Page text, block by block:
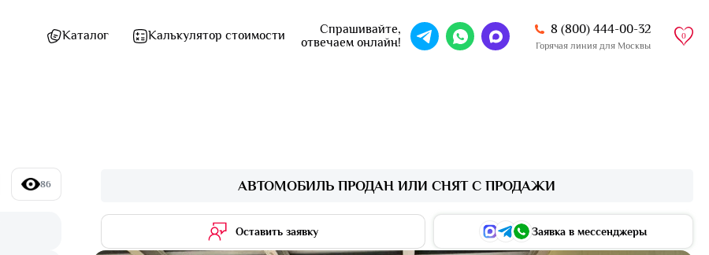
Каталог Калькулятор стоимости
Спрашивайте,
отвечаем онлайн!
8 (800) 444-00-32
Горячая линия для Москвы
0
86 АВТОМОБИЛЬ ПРОДАН ИЛИ СНЯТ С ПРОДАЖИ
Оставить заявку Заявка в мессенджеры